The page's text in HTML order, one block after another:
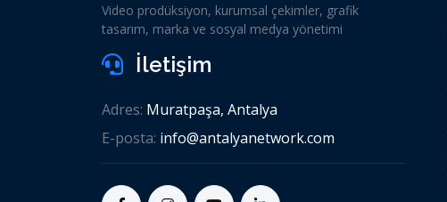
Video prodüksiyon, kurumsal çekimler, grafik
tasarım, marka ve sosyal medya yönetimi
İletişim
Adres: Muratpaşa, Antalya
E-posta: info@antalyanetwork.com